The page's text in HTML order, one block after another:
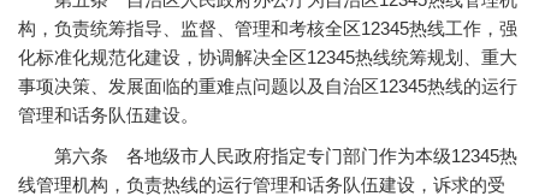
构，负责统筹指导、监督、管理和考核全区12345热线工作，强
化标准化规范化建设，协调解决全区12345热线统筹规划、重大
事项决策、发展面临的重难点问题以及自治区12345热线的运行
管理和话务队伍建设。
第六条 各地级市人民政府指定专门部门作为本级12345热
线管理机构，负责热线的运行管理和话务队伍建设，诉求的受